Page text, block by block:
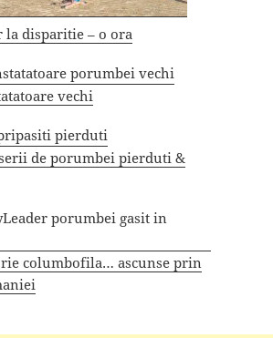
disparitie – o ora
vechi
de porumbei pierduti &
columbofila… ascunse prin